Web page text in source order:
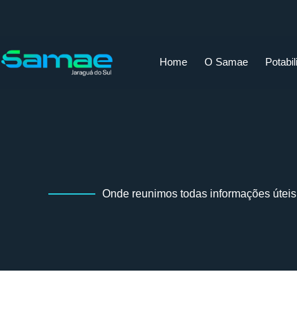
Home O Samae
Onde reunimos todas informações